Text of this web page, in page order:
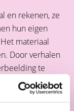
en rekenen, ze
hun eigen
materiaal
Door verhalen
te